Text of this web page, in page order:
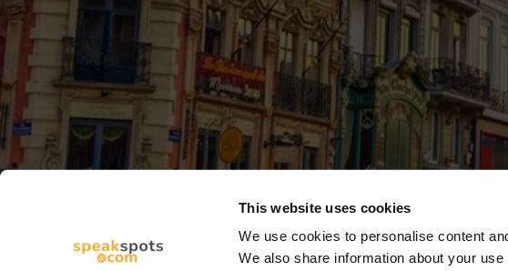
This website uses cookies
We use cookies to personalise content
We also share information about your